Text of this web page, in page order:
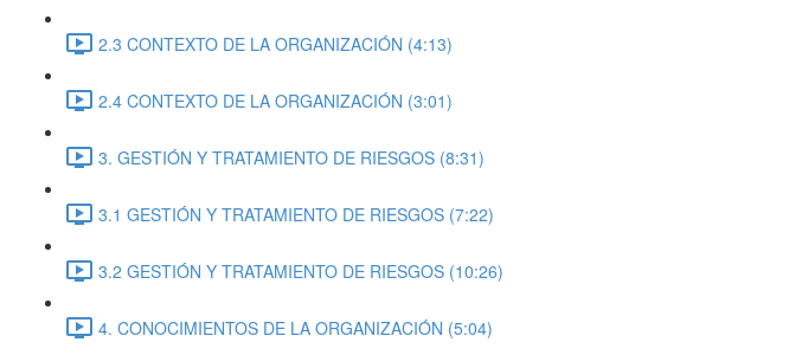
2.3 CONTEXTO DE LA ORGANIZACIÓN (4:13)
2.4 CONTEXTO DE LA ORGANIZACIÓN (3:01)
3. GESTIÓN Y TRATAMIENTO DE RIESGOS (8:31)
3.1 GESTIÓN Y TRATAMIENTO DE RIESGOS (7:22)
3.2 GESTIÓN Y TRATAMIENTO DE RIESGOS (10:26)
4. CONOCIMIENTOS DE LA ORGANIZACIÓN (5:04)